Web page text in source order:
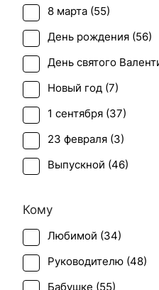
Хризантема (
8 марта (55)
День рождения (56)
День святого
Новый год (7)
1 сентября (37)
23 февраля (3)
Выпускной (46)
День учителя (
Пасха (4)
Первое свидание (55
Кому
Любимой (34)
Руководителю (48)
Бабушке (55)